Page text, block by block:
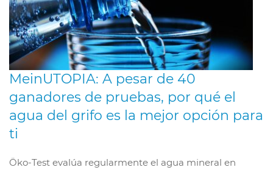
MeinUTOPIA: A pesar de 40
ganadores de pruebas, por qué el
agua del grifo es la mejor opción para
ti
Öko-Test evalúa regularmente el agua mineral en